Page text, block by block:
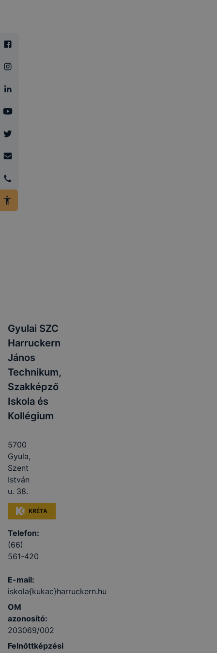
Gyulai SZC
Harruckern
János
Technikum,
Szakképző
Iskola és
Kollégium
5700
Gyula,
Szent
István
u. 38.
KRÉTA
Telefon:
(66)
561-420
E-mail:
iskola{kukac}harruckern.hu
OM
azonosító:
203069/002
Felnőttképzési